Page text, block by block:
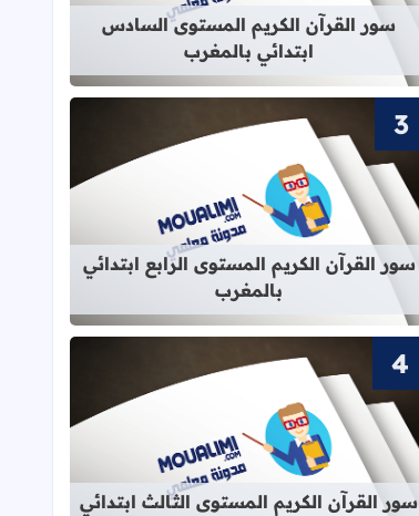
سور القرآن الكريم المستوى السادس
ابتدائي بالمغرب
قراءة المزيد عن سور القرآن الكريم
سور القرآن الكريم المستوى الرابع ابتدائي
بالمغرب
قراءة المزيد عن سور القرآن الكريم
سور القرآن الكريم المستوى الثالث ابتدائي